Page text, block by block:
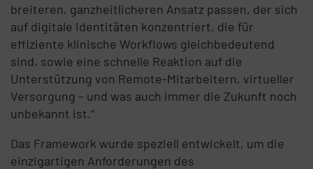
breiteren, ganzheitlicheren Ansatz passen, der sich
auf digitale Identitäten konzentriert, die für
effiziente klinische Workflows gleichbedeutend
sind, sowie eine schnelle Reaktion auf die
Unterstützung von Remote-Mitarbeitern, virtueller
Versorgung – und was auch immer die Zukunft noch
unbekannt ist.“
Das Framework wurde speziell entwickelt, um die
einzigartigen Anforderungen des